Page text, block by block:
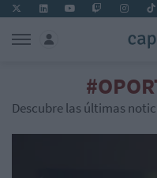
Descubre las últimas